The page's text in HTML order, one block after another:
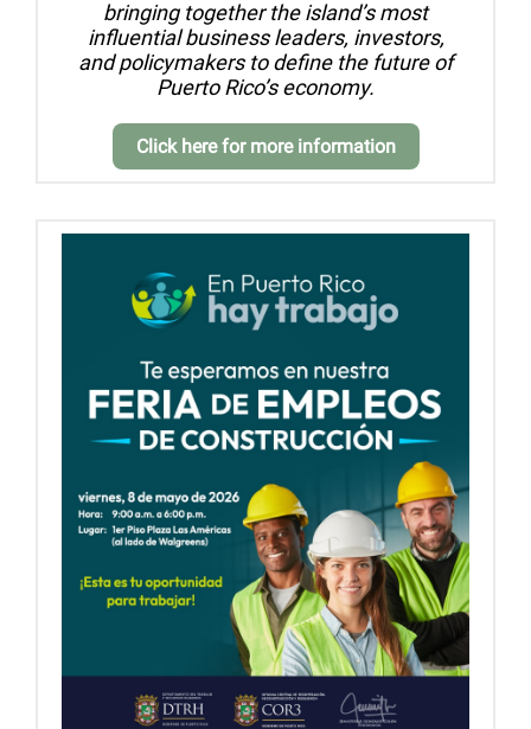
bringing together the island’s most
influential business leaders, investors,
and policymakers to define the future of
Puerto Rico’s economy.
Click here for more information